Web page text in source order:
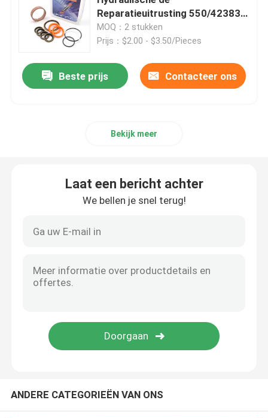
Graafwerktuig Seal Kit
jcb verbindingsuitrusting
Hydraulische Olieverbinding
Hydraulische Slijtagering
Reparatieuitrusting 550/42383
van de Leidingscilinder met VAY
MOQ：2 stukken
Prijs：$2.00 - $3.50/Pieces
Beste prijs Contacteer ons
Bekijk meer
Laat een bericht achter
We bellen je snel terug!
ANDERE CATEGORIEËN VAN ONS